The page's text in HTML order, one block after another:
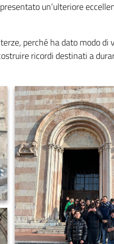
un’ulteriore
perché ha dato modo di
ricordi destinati a